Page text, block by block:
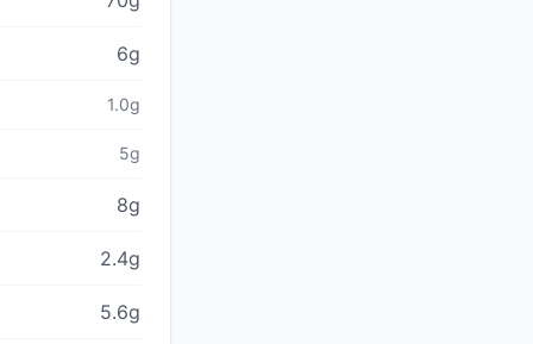
6g
1.0g
5g
8g
2.4g
5.6g